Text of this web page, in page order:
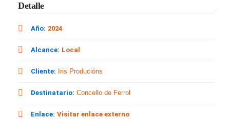
Detalle
Año: 2024
Alcance: Local
Cliente: Iris Producións
Destinatario: Concello de Ferrol
Enlace: Visitar enlace externo